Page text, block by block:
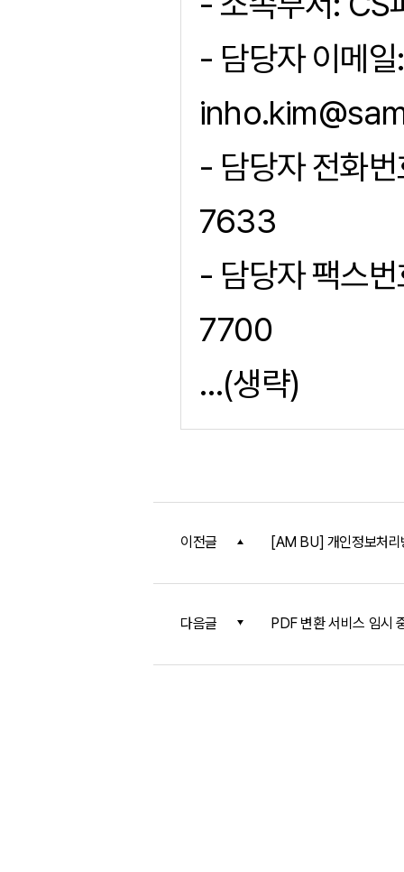
- 담당자 이메일:
- 담당자 전화
7633
- 담당자 팩스
7700
…(생략)
이전글 [AM BU] 개인정보처
다음글 PDF 변환 서비스 임시